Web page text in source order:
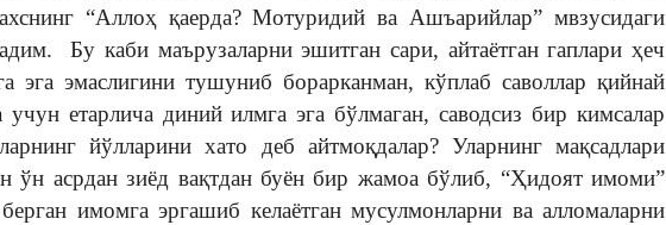
“Аллоҳ қаерда? Мотуридий ва Ашъарийлар” мвзусидаги
Бу каби маърузаларни эшитган сари, айтаётган гаплари ҳеч
эга эмаслигини тушуниб борарканман, кўплаб саволлар қийнай
етарлича диний илмга эга бўлмаган, саводсиз бир кимсалар
йўлларини хато деб айтмоқдалар? Уларнинг мақсадлари
ўн асрдан зиёд вақтдан буён бир жамоа бўлиб, “Ҳидоят имоми”
имомга эргашиб келаётган мусулмонларни ва алломаларни